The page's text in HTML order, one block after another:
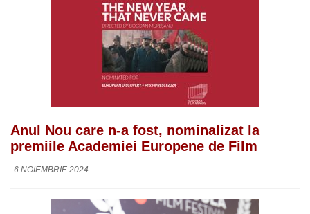
Anul Nou care n-a fost, nominalizat la
premiile Academiei Europene de Film
6 NOIEMBRIE 2024